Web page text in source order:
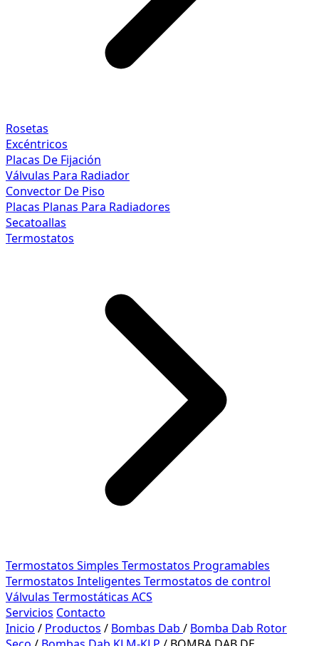
Rosetas
Excéntricos
Placas De Fijación
Válvulas Para Radiador
Convector De Piso
Placas Planas Para Radiadores
Secatoallas
Termostatos
Termostatos Simples Termostatos Programables
Termostatos Inteligentes Termostatos de control
Válvulas Termostáticas ACS
Servicios Contacto
Inicio / Productos / Bombas Dab / Bomba Dab Rotor